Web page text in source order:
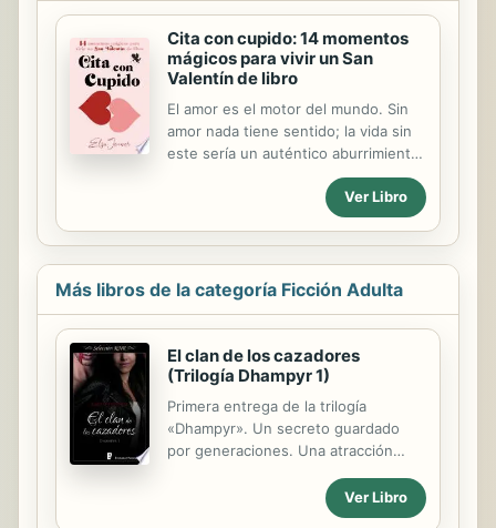
Cita con cupido: 14 momentos
mágicos para vivir un San
Valentín de libro
El amor es el motor del mundo. Sin
amor nada tiene sentido; la vida sin
este sería un auténtico aburrimiento.
Durante el mes de febrero el amor
está especialmente presente en
nuestra mente, nos bombardean con
publicidad para que así sea. Por eso,
en vísperas de San Valentín he
querido hacerte este regalo: Un libro
él encontrarás algunas de las
escenas más especiales que han
vivido los protagonistas de mis
novelas.
Ver Libro
Más libros de la categoría Ficción Adulta
El clan de los cazadores
(Trilogía Dhampyr 1)
Primera entrega de la trilogía
«Dhampyr». Un secreto guardado
por generaciones. Una atracción
ignorar. El destino de todo cazador
está escrito con sangre... ¿Qué
Ver Libro